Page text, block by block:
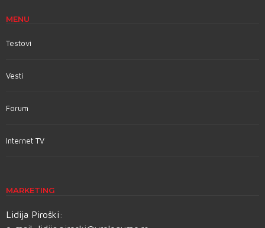
MENU
Testovi
Vesti
Forum
Internet TV
MARKETING
Lidija Piroški: